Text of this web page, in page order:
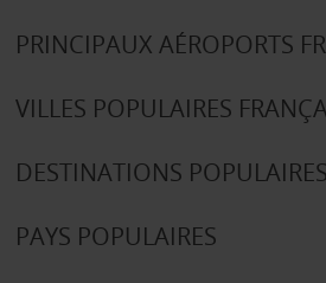
PRINCIPAUX AÉROPORTS
VILLES POPULAIRES
DESTINATIONS POPULAIRES
PAYS POPULAIRES